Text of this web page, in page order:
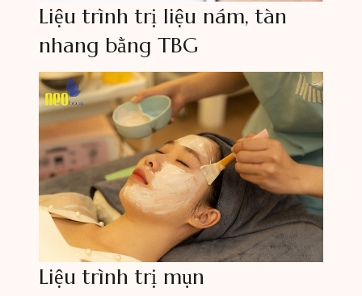
Liệu trình trị liệu nám, tàn
nhang bằng TBG
Liệu trình trị mụn